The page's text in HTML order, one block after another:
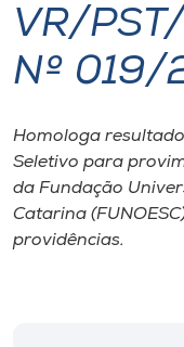
I.nova
Cultura
CPA
VR/
Nº 019/
Homologa
Seletivo para
da Fundação
Catarina
providências.